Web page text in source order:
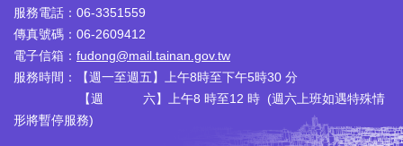
服務電話：06-3351559
傳真號碼：06-2609412
電子信箱： fudong@mail.tainan.gov.tw
服務時間：【週一至週五】上午8時至下午5時30 分
【週 六】上午8 時至12 時 (週六上班如遇特殊情
形將暫停服務)